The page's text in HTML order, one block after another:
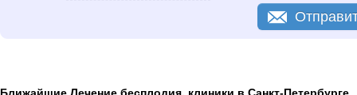
Ближайшие Лечение бесплодия, клиники в Санкт-Петербурге